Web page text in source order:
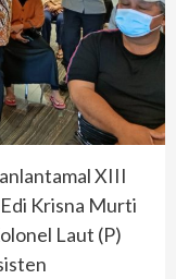
XIII
Krisna Murti
Laut (P)